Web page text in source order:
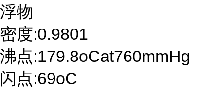
浮物
密度:0.9801
沸点:179.8oCat760mmHg
闪点:69oC